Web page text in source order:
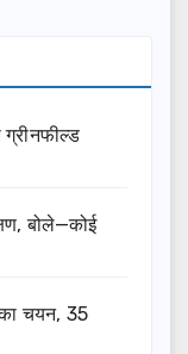
ग्रीनफील्ड
बोले—कोई
चयन, 35